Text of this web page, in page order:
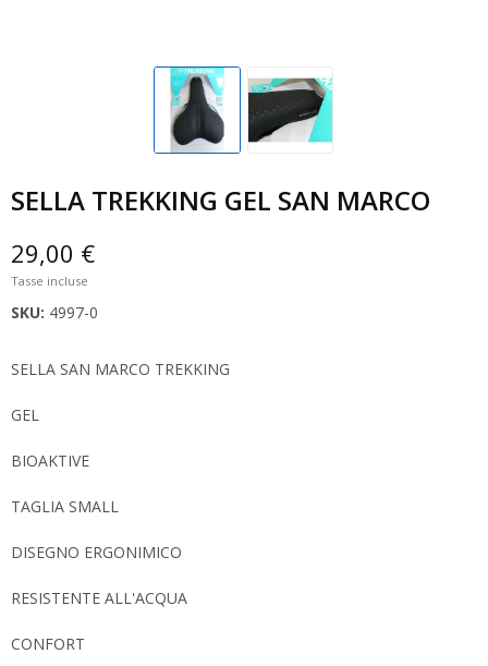
SELLA TREKKING GEL SAN MARCO
29,00 €
Tasse incluse
SKU: 4997-0
SELLA SAN MARCO TREKKING
GEL
BIOAKTIVE
TAGLIA SMALL
DISEGNO ERGONIMICO
RESISTENTE ALL'ACQUA
CONFORT